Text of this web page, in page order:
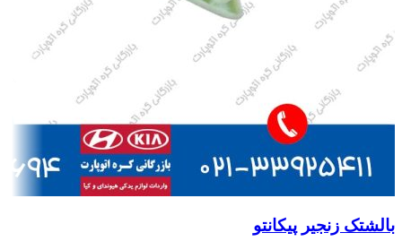
بالشتک زنجیر پیکانتو